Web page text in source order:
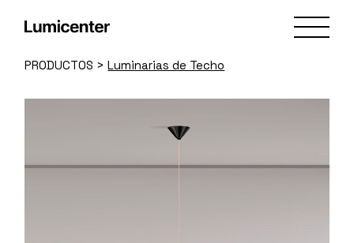
PRODUCTOS >Luminarias de Techo